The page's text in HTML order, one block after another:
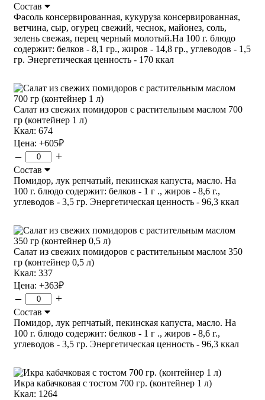
Состав
Фасоль консервированная, кукуруза консервированная,
ветчина, сыр, огурец свежий, чеснок, майонез, соль,
зелень свежая, перец черный молотый.На 100 г. блюдо
содержит: белков - 8,1 гр., жиров - 14,8 гр., углеводов - 1,5
гр. Энергетическая ценность - 170 ккал
Салат из свежих помидоров с растительным маслом 700
гр (контейнер 1 л)
Ккал: 674
Цена: +605₽
– +
Состав
Помидор, лук репчатый, пекинская капуста, масло. На
100 г. блюдо содержит: белков - 1 г ., жиров - 8,6 г.,
углеводов - 3,5 гр. Энергетическая ценность - 96,3 ккал
Салат из свежих помидоров с растительным маслом 350
гр (контейнер 0,5 л)
Ккал: 337
Цена: +363₽
– +
Состав
Помидор, лук репчатый, пекинская капуста, масло. На
100 г. блюдо содержит: белков - 1 г ., жиров - 8,6 г.,
углеводов - 3,5 гр. Энергетическая ценность - 96,3 ккал
Икра кабачковая с тостом 700 гр. (контейнер 1 л)
Ккал: 1264